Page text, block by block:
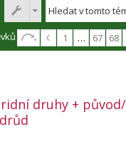
1 … 67 68
druhy +